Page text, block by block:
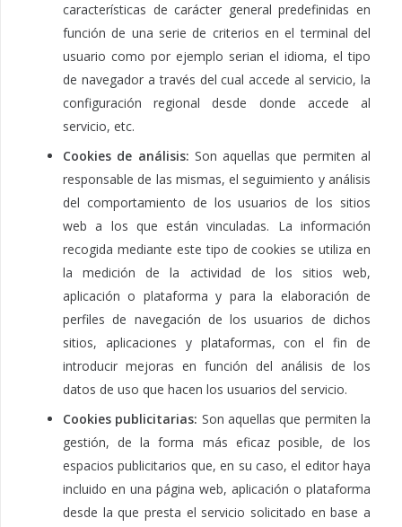
características de carácter general predefinidas en
función de una serie de criterios en el terminal del
usuario como por ejemplo serian el idioma, el tipo
de navegador a través del cual accede al servicio, la
configuración regional desde donde accede al
servicio, etc.
Cookies de análisis: Son aquellas que permiten al
responsable de las mismas, el seguimiento y análisis
del comportamiento de los usuarios de los sitios
web a los que están vinculadas. La información
recogida mediante este tipo de cookies se utiliza en
la medición de la actividad de los sitios web,
aplicación o plataforma y para la elaboración de
perfiles de navegación de los usuarios de dichos
sitios, aplicaciones y plataformas, con el fin de
introducir mejoras en función del análisis de los
datos de uso que hacen los usuarios del servicio.
Cookies publicitarias: Son aquellas que permiten la
gestión, de la forma más eficaz posible, de los
espacios publicitarios que, en su caso, el editor haya
incluido en una página web, aplicación o plataforma
desde la que presta el servicio solicitado en base a